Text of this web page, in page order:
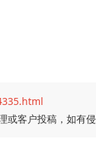
客户投稿，如有